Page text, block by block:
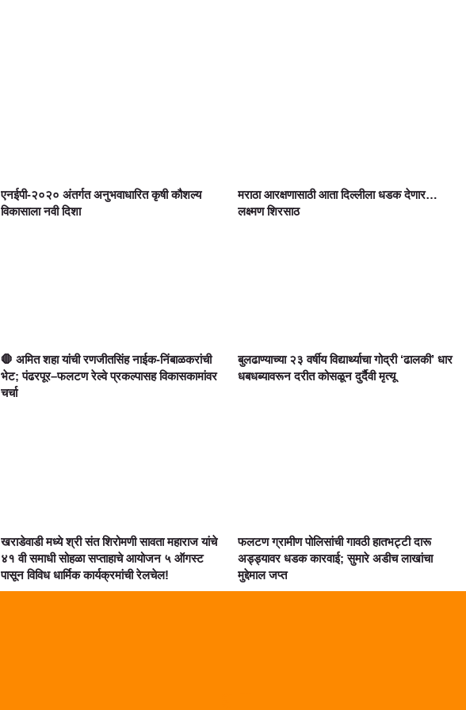
एनईपी-२०२० अंतर्गत अनुभवाधारित कृषी कौशल्य
विकासाला नवी दिशा
मराठा आरक्षणासाठी आता दिल्लीला धडक देणार…
लक्ष्मण शिरसाठ
🛑 अमित शहा यांची रणजीतसिंह नाईक-निंबाळकरांची
भेट; पंढरपूर–फलटण रेल्वे प्रकल्पासह विकासकामांवर
चर्चा
बुलढाण्याच्या २३ वर्षीय विद्यार्थ्याचा गोद्री ‘ढालकी’ धार
धबधब्यावरून दरीत कोसळून दुर्दैवी मृत्यू
खराडेवाडी मध्ये श्री संत शिरोमणी सावता महाराज यांचे
४१ वी समाधी सोहळा सप्ताहाचे आयोजन ५ ऑगस्ट
पासून विविध धार्मिक कार्यक्रमांची रेलचेल!
फलटण ग्रामीण पोलिसांची गावठी हातभट्टी दारू
अड्ड्यावर धडक कारवाई; सुमारे अडीच लाखांचा
मुद्देमाल जप्त